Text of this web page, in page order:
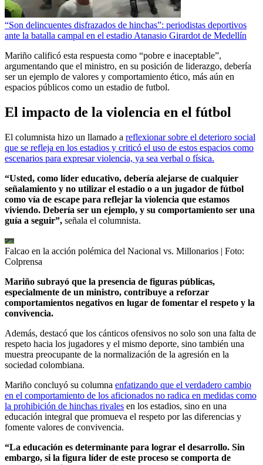
“Son delincuentes disfrazados de hinchas”: periodistas deportivos
ante la batalla campal en el estadio Atanasio Girardot de Medellín
Mariño calificó esta respuesta como “pobre e inaceptable”,
argumentando que el ministro, en su posición de liderazgo, debería
ser un ejemplo de valores y comportamiento ético, más aún en
espacios públicos como un estadio de futbol.
El impacto de la violencia en el fútbol
El columnista hizo un llamado a reflexionar sobre el deterioro social
que se refleja en los estadios y criticó el uso de estos espacios como
escenarios para expresar violencia, ya sea verbal o física.
“Usted, como líder educativo, debería alejarse de cualquier
señalamiento y no utilizar el estadio o a un jugador de fútbol
como vía de escape para reflejar la violencia que estamos
viviendo. Debería ser un ejemplo, y su comportamiento ser una
guía a seguir”, señala el columnista.
Falcao en la acción polémica del Nacional vs. Millonarios | Foto:
Colprensa
Mariño subrayó que la presencia de figuras públicas,
especialmente de un ministro, contribuye a reforzar
comportamientos negativos en lugar de fomentar el respeto y la
convivencia.
Además, destacó que los cánticos ofensivos no solo son una falta de
respeto hacia los jugadores y el mismo deporte, sino también una
muestra preocupante de la normalización de la agresión en la
sociedad colombiana.
Mariño concluyó su columna enfatizando que el verdadero cambio
en el comportamiento de los aficionados no radica en medidas como
la prohibición de hinchas rivales en los estadios, sino en una
educación integral que promueva el respeto por las diferencias y
fomente valores de convivencia.
“La educación es determinante para lograr el desarrollo. Sin
embargo, si la figura líder de este proceso se comporta de